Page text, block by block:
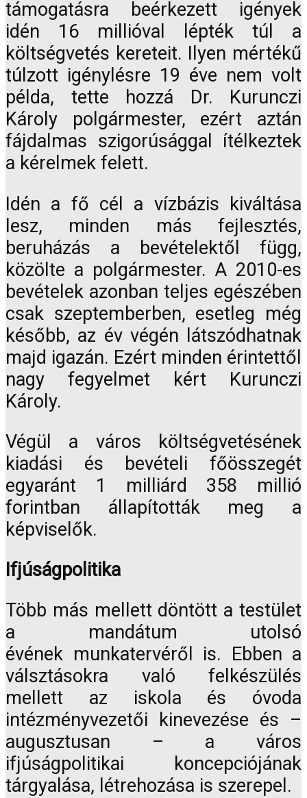
támogatásra beérkezett igények
idén 16 millióval lépték túl a
költségvetés kereteit. Ilyen mértékű
túlzott igénylésre 19 éve nem volt
példa, tette hozzá Dr. Kurunczi
Károly polgármester, ezért aztán
fájdalmas szigorúsággal ítélkeztek
a kérelmek felett.
Idén a fő cél a vízbázis kiváltása
lesz, minden más fejlesztés,
beruházás a bevételektől függ,
közölte a polgármester. A 2010-es
bevételek azonban teljes egészében
csak szeptemberben, esetleg még
később, az év végén látszódhatnak
majd igazán. Ezért minden érintettől
nagy fegyelmet kért Kurunczi
Károly.
Végül a város költségvetésének
kiadási és bevételi főösszegét
egyaránt 1 milliárd 358 millió
forintban állapították meg a
képviselők.
Ifjúságpolitika
Több más mellett döntött a testület
a mandátum utolsó
évének munkatervéről is. Ebben a
válsztásokra való felkészülés
mellett az iskola és óvoda
intézményvezetői kinevezése és –
augusztusan – a város
ifjúságpolitikai koncepciójának
tárgyalása, létrehozása is szerepel.